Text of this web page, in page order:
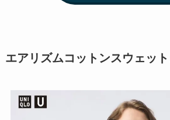
エアリズムコットンスウェッ